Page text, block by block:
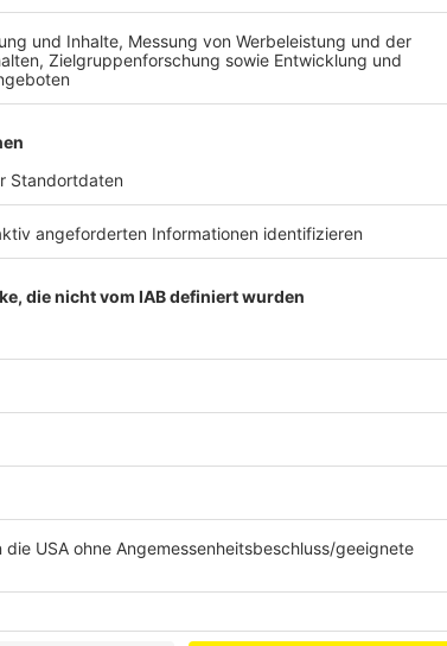
Familien wünschen sich vor allem
Anzeige
Die Wissenschaftler sehen nicht nur finanzielle
ihren Alltag eng organisiert und schon kleine
auslösen.
Prof. Dr. Susanne Kuger beschreibt das so:
„Die Probleme, mit denen Familien heute
sie sehr hohen Anforderungen genügen. Das
Situationen ausfällt, man krank wird, die Kita
Ereignisse dazukommen, dass dann die
Familien werden vielfältiger - Politik soll
Anzeige